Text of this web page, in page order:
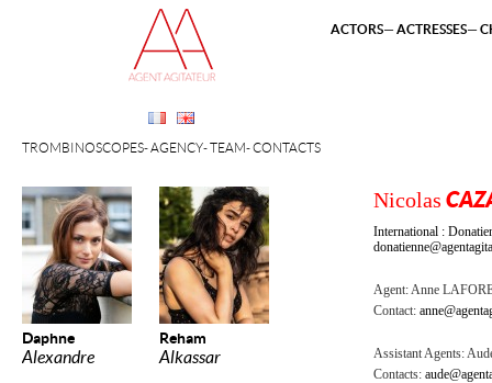
Daphne
Alexandre
Reham
Alkassar
TROMBINOSCOPES AGENCY TEAM CONTACTS
ACTORS ACTRESSES
Nicolas
International :
Agent:Anne
Contact:
Assistant Agents:
Contacts: